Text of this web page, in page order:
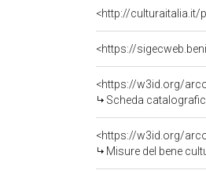
<http://culturaitalia.it/
<https://w3id.org/
Scheda
<https://w3id.org/
Misure del bene